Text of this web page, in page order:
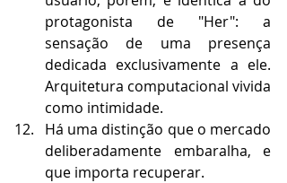
protagonista de "Her": a
sensação de uma presença
dedicada exclusivamente a ele.
Arquitetura computacional vivida
como intimidade.
Há uma distinção que o mercado
deliberadamente embaralha, e
que importa recuperar.